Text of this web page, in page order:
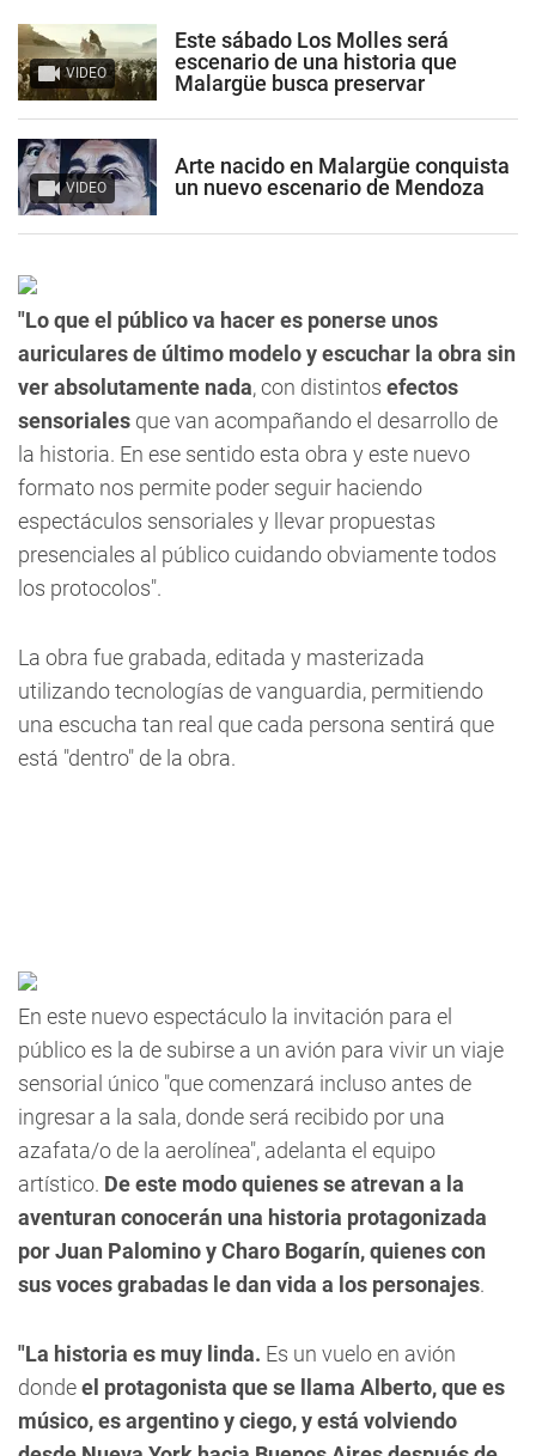
VIDEO
Este sábado Los Molles será
escenario de una historia que
Malargüe busca preservar
VIDEO
Arte nacido en Malargüe conquista
un nuevo escenario de Mendoza
"Lo que el público va hacer es ponerse unos
auriculares de último modelo y escuchar la obra sin
ver absolutamente nada, con distintos efectos
sensoriales que van acompañando el desarrollo de
la historia. En ese sentido esta obra y este nuevo
formato nos permite poder seguir haciendo
espectáculos sensoriales y llevar propuestas
presenciales al público cuidando obviamente todos
los protocolos".
La obra fue grabada, editada y masterizada
utilizando tecnologías de vanguardia, permitiendo
una escucha tan real que cada persona sentirá que
está "dentro" de la obra.
En este nuevo espectáculo la invitación para el
público es la de subirse a un avión para vivir un viaje
sensorial único "que comenzará incluso antes de
ingresar a la sala, donde será recibido por una
azafata/o de la aerolínea", adelanta el equipo
artístico. De este modo quienes se atrevan a la
aventuran conocerán una historia protagonizada
porJuan Palomino y Charo Bogarín, quienes con
sus voces grabadas le dan vida a los personajes.
"La historia es muy linda. Es un vuelo en avión
dondeel protagonista que se llama Alberto, que es
músico, es argentino y ciego, y está volviendo